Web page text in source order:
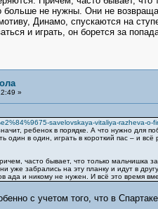
больше не нужны. Они не
Динамо, спускаются на
и играть, он борется за
»
savelovskaya-vitaliya-razheva-o-
ребенок в порядке. А что нужно
один в один, играть в короткий пас – и
часто бывает, что только мальчишка
забрались на эту планку и идут в
и никому не нужен. И всё это время
с учетом того, что в